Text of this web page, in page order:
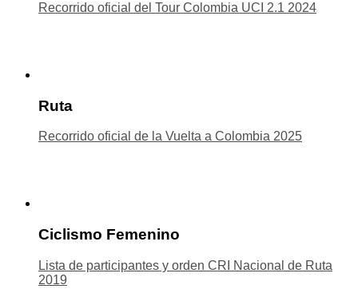
Recorrido oficial del Tour Colombia UCI 2.1 2024
Ruta
Recorrido oficial de la Vuelta a Colombia 2025
Ciclismo Femenino
Lista de participantes y orden CRI Nacional de Ruta
2019